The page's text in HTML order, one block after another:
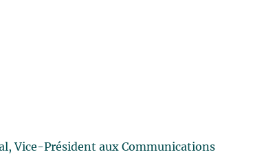
Vice-Président aux Communications